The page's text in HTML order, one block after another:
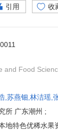
引用 收
and Food
,苏燕钿,林洁瑶,
所 广东潮州 ;
地特色优稀水